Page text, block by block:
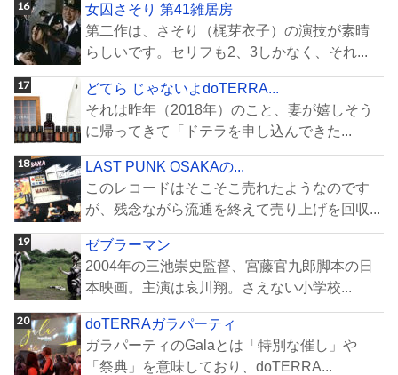
女囚さそり 第41雑居房
第二作は、さそり（梶芽衣子）の演技が素晴
らしいです。セリフも2、3しかなく、それ...
どてら じゃないよdoTERRA...
それは昨年（2018年）のこと、妻が嬉しそう
に帰ってきて「ドテラを申し込んできた...
LAST PUNK OSAKAの...
このレコードはそこそこ売れたようなのです
が、残念ながら流通を終えて売り上げを回収...
ゼブラーマン
2004年の三池崇史監督、宮藤官九郎脚本の日
本映画。主演は哀川翔。さえない小学校...
doTERRAガラパーティ
ガラパーティのGalaとは「特別な催し」や
「祭典」を意味しており、doTERRA...